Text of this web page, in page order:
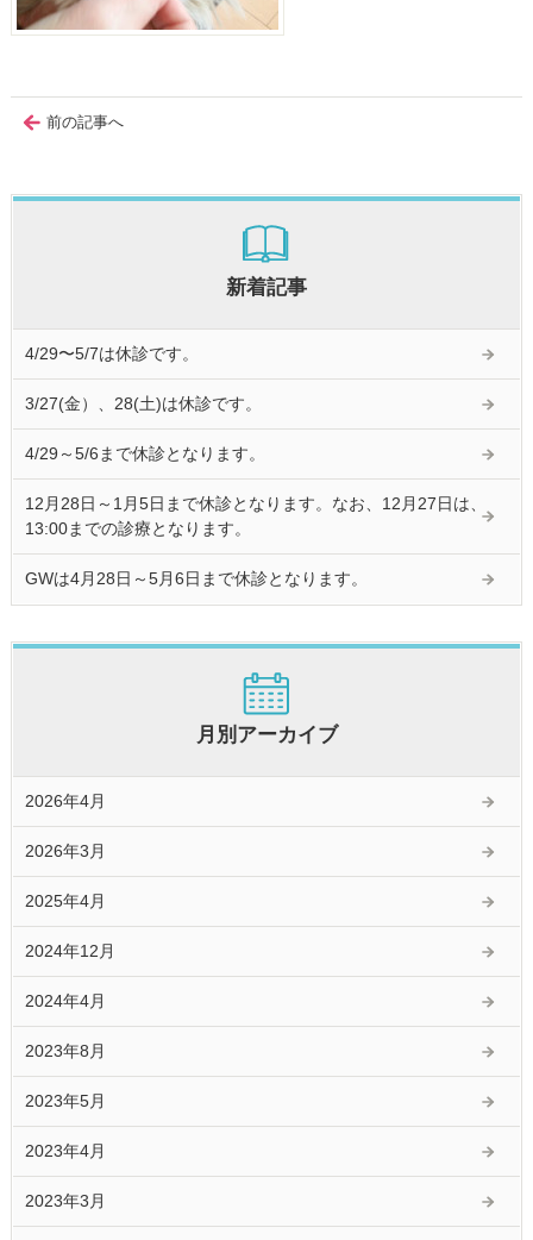
前の記事へ
新着記事
4/29〜5/7は休診です。
3/27(金）、28(土)は休診です。
4/29～5/6まで休診となります。
12月28日～1月5日まで休診となります。なお、12月27日は、
13:00までの診療となります。
GWは4月28日～5月6日まで休診となります。
月別アーカイブ
2026年4月
2026年3月
2025年4月
2024年12月
2024年4月
2023年8月
2023年5月
2023年4月
2023年3月